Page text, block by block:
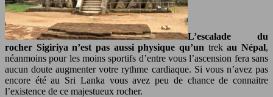
L’escalade du
rocher Sigiriya n’est pas aussi physique qu’un trekau Népal,
néanmoins pour les moins sportifs d’entre vous l’ascension fera sans
aucun doute augmenter votre rythme cardiaque. Si vous n’avez pas
encore été au Sri Lanka vous avez peu de chance de connaitre
l’existence de ce majestueux rocher.